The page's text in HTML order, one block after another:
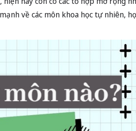
về các môn khoa học tự nhiên,